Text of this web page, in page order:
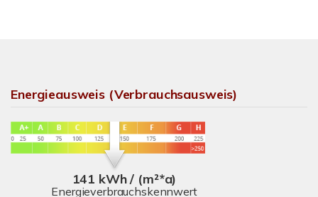
Energieausweis (Verbrauchsausweis)
141 kWh / (m²*a)
Energieverbrauchskennwert